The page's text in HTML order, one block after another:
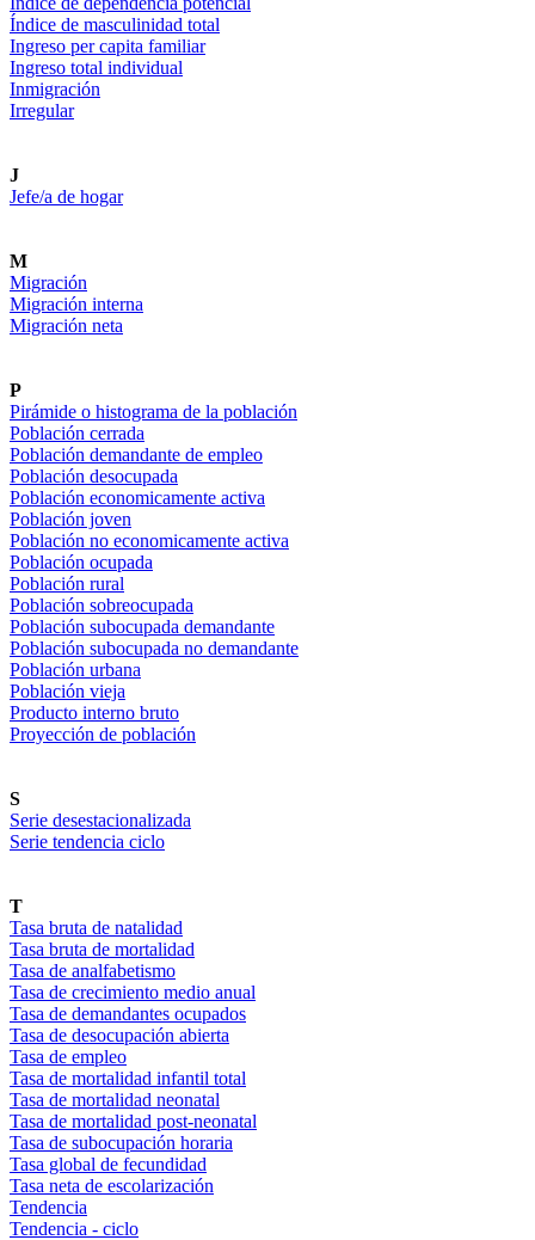
Índice de masculinidad total
Ingreso per capita familiar
Ingreso total individual
Inmigración
Irregular
J
Jefe/a de hogar
M
Migración
Migración interna
Migración neta
P
Pirámide o histograma de la población
Población cerrada
Población demandante de empleo
Población desocupada
Población economicamente activa
Población joven
Población no economicamente activa
Población ocupada
Población rural
Población sobreocupada
Población subocupada demandante
Población subocupada no demandante
Población urbana
Población vieja
Producto interno bruto
Proyección de población
S
Serie desestacionalizada
Serie tendencia ciclo
T
Tasa bruta de natalidad
Tasa bruta de mortalidad
Tasa de analfabetismo
Tasa de crecimiento medio anual
Tasa de demandantes ocupados
Tasa de desocupación abierta
Tasa de empleo
Tasa de mortalidad infantil total
Tasa de mortalidad neonatal
Tasa de mortalidad post-neonatal
Tasa de subocupación horaria
Tasa global de fecundidad
Tasa neta de escolarización
Tendencia
Tendencia - ciclo